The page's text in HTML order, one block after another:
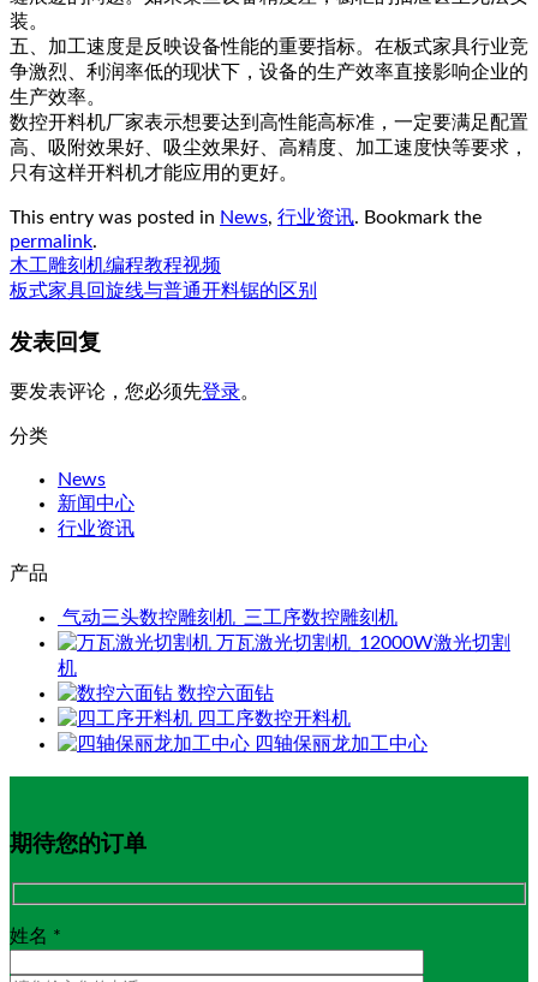
装。
五、加工速度是反映设备性能的重要指标。在板式家具行业竞
争激烈、利润率低的现状下，设备的生产效率直接影响企业的
生产效率。
数控开料机厂家表示想要达到高性能高标准，一定要满足配置
高、吸附效果好、吸尘效果好、高精度、加工速度快等要求，
只有这样开料机才能应用的更好。
This entry was posted in News, 行业资讯. Bookmark the
permalink.
木工雕刻机编程教程视频
板式家具回旋线与普通开料锯的区别
发表回复
要发表评论，您必须先登录。
分类
News
新闻中心
行业资讯
产品
气动三头数控雕刻机_三工序数控雕刻机
万瓦激光切割机_12000W激光切割
机
数控六面钻
四工序数控开料机
四轴保丽龙加工中心
期待您的订单
姓名 *